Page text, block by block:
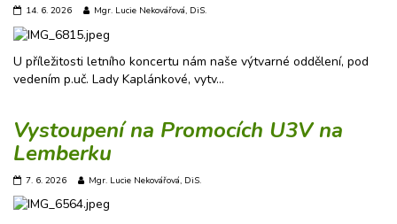
14. 6. 2026 Mgr. Lucie Nekovářová, DiS.
U příležitosti letního koncertu nám naše výtvarné oddělení, pod
vedením p.uč. Lady Kaplánkové, vytv…
Vystoupení na Promocích U3V na
Lemberku
7. 6. 2026 Mgr. Lucie Nekovářová, DiS.